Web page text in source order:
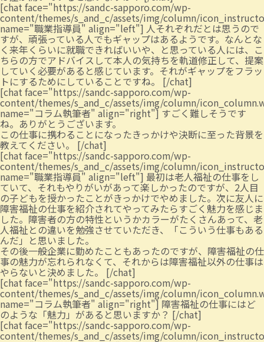
[chat face="https://sandc-sapporo.com/wp-
content/themes/s_and_c/assets/img/column/
name="職業指導員" align="left"] 人それぞれだとは思うので
すが、頑張っている人でもギャップはあるようです。なんとな
く来年くらいに就職できればいいや、と思っている人には、こ
ちらの方でアドバイスして本人の気持ちを軌道修正して、提案
していく必要があると感じています。それがギャップをフラッ
トにするためにしていることですね。 [/chat]
[chat face="https://sandc-sapporo.com/wp-
content/themes/s_and_c/assets/img/column/
name="コラム執筆者" align="right"] すごく難しそうです
ね。ありがとうございます。
この仕事に携わることになったきっかけや決断に至った背景を
教えてください。 [/chat]
[chat face="https://sandc-sapporo.com/wp-
content/themes/s_and_c/assets/img/column/
name="職業指導員" align="left"] 最初は老人福祉の仕事をし
ていて、それもやりがいがあって楽しかったのですが、2人目
の子どもを授かったことがきっかけでやめました。次に友人に
障害福祉の仕事を紹介されてやってみたらすごく魅力を感じま
した。障害者の方の特性というかカラーがたくさんあって、老
人福祉との違いを勉強させていただき、「こういう仕事もある
んだ」と思いました。
その後一般企業に勤めたこともあったのですが、障害福祉の仕
事の魅力が忘れられなくて、それからは障害福祉以外の仕事は
やらないと決めました。 [/chat]
[chat face="https://sandc-sapporo.com/wp-
content/themes/s_and_c/assets/img/column/
name="コラム執筆者" align="right"] 障害福祉の仕事にはど
のような「魅力」があると思いますか？ [/chat]
[chat face="https://sandc-sapporo.com/wp-
content/themes/s_and_c/assets/img/column/